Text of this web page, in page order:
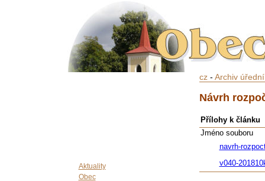
Aktuality
Obec
cz- Archiv
Návrh
Přílohy k článku
Jméno souboru
navrh-
v040-